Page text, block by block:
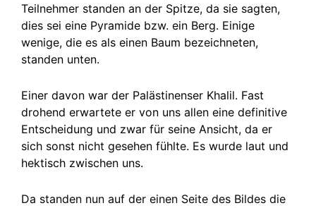
Teilnehmer standen an der Spitze, da sie sagten,
dies sei eine Pyramide bzw. ein Berg. Einige
wenige, die es als einen Baum bezeichneten,
standen unten.
Einer davon war der Palästinenser Khalil. Fast
drohend erwartete er von uns allen eine definitive
Entscheidung und zwar für seine Ansicht, da er
sich sonst nicht gesehen fühlte. Es wurde laut und
hektisch zwischen uns.
Da standen nun auf der einen Seite des Bildes die